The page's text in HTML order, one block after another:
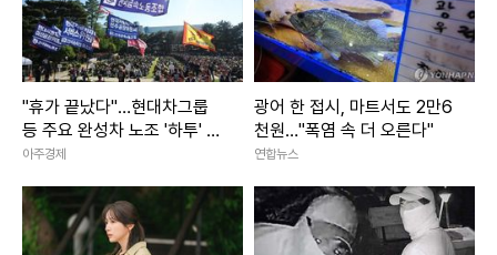
"휴가 끝났다"…현대차그룹
등 주요 완성차 노조 '하투' 재
개
아주경제
광어 한 접시, 마트서도 2만6
천원…"폭염 속 더 오른다"
연합뉴스